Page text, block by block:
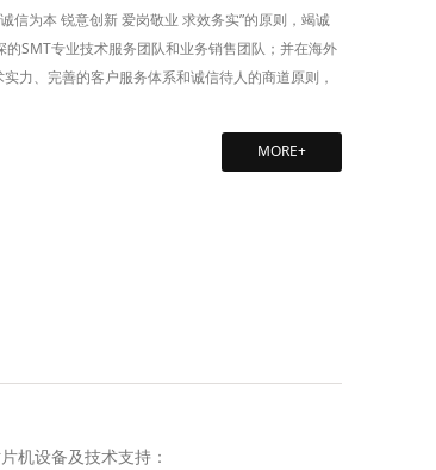
信为本 锐意创新 爱岗敬业 求效务实”的原则，竭诚
SMT专业技术服务团队和业务销售团队；并在海外
力、完善的客户服务体系和诚信待人的商道原则，
MORE+
机设备及技术支持：